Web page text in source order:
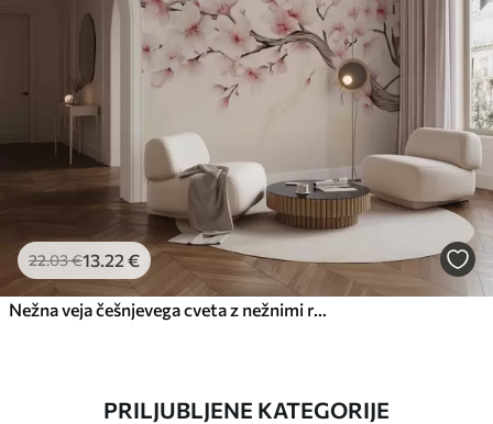
22.03€13 .22 €
PRILJUBLJENE KATEGORIJE